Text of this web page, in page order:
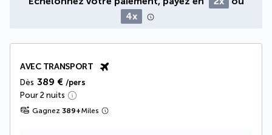
4x
AVEC TRANSPORT
Dès 389 € /pers
Pour 2 nuits
Gagnez 389+Miles